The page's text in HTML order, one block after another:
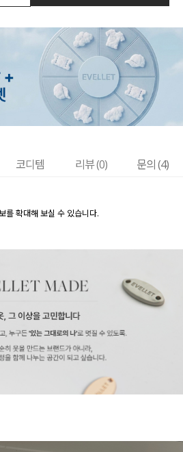
코디템 리뷰 (0) 문의 (4)
를 확대해 보실 수 있습니다.